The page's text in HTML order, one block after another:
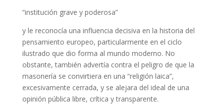
“institución grave y poderosa”
y le reconocía una influencia decisiva en la historia del
pensamiento europeo, particularmente en el ciclo
ilustrado que dio forma al mundo moderno. No
obstante, también advertía contra el peligro de que la
masonería se convirtiera en una “religión laica”,
excesivamente cerrada, y se alejara del ideal de una
opinión pública libre, crítica y transparente.